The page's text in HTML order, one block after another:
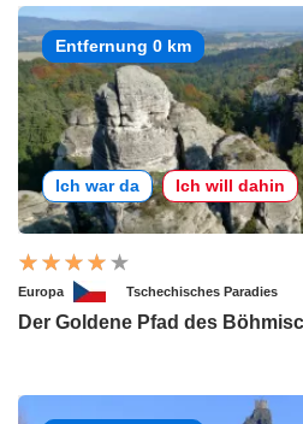
Entfernung 0 km
Ich war da Ich will dahin
Europa Tschechisches Paradies
Der Goldene Pfad des